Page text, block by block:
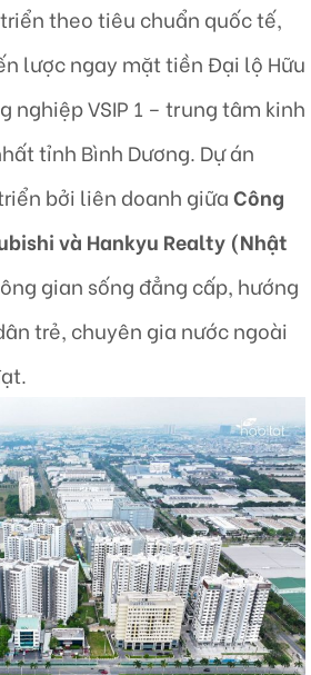
theo tiêu chuẩn quốc tế,
lược ngay mặt tiền Đại lộ Hữu
nghiệp VSIP 1 – trung tâm kinh
tỉnh Bình Dương. Dự án
bởi liên doanh giữaCông
và Hankyu Realty (Nhật
gian sống đẳng cấp, hướng
trẻ, chuyên gia nước ngoài